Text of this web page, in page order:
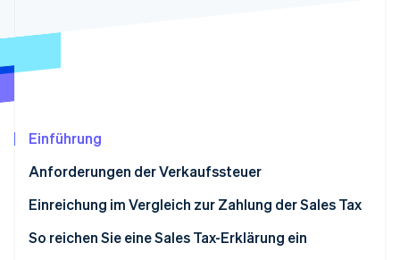
Radar
Start-up-Gründung
CO₂-Entnahme
Identity
Einführung
Anforderungen der Verkaufssteuer
Einreichung im Vergleich zur Zahlung der Sales Tax
So reichen Sie eine Sales Tax-Erklärung ein